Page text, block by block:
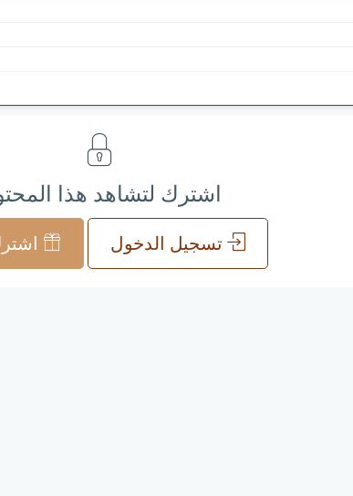
اشترك لتشاهد هذا
تسجيل الدخول